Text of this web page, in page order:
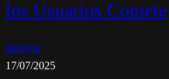
los Usuarios Comete
dacstyle
17/07/2025